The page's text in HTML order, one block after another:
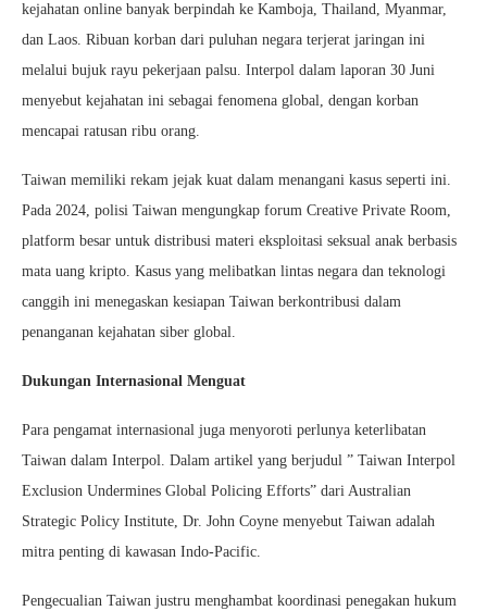
kejahatan online banyak berpindah ke Kamboja, Thailand, Myanmar,
dan Laos. Ribuan korban dari puluhan negara terjerat jaringan ini
melalui bujuk rayu pekerjaan palsu. Interpol dalam laporan 30 Juni
menyebut kejahatan ini sebagai fenomena global, dengan korban
mencapai ratusan ribu orang.
Taiwan memiliki rekam jejak kuat dalam menangani kasus seperti ini.
Pada 2024, polisi Taiwan mengungkap forum Creative Private Room,
platform besar untuk distribusi materi eksploitasi seksual anak berbasis
mata uang kripto. Kasus yang melibatkan lintas negara dan teknologi
canggih ini menegaskan kesiapan Taiwan berkontribusi dalam
penanganan kejahatan siber global.
Dukungan Internasional Menguat
Para pengamat internasional juga menyoroti perlunya keterlibatan
Taiwan dalam Interpol. Dalam artikel yang berjudul ” Taiwan Interpol
Exclusion Undermines Global Policing Efforts” dari Australian
Strategic Policy Institute, Dr. John Coyne menyebut Taiwan adalah
mitra penting di kawasan Indo-Pacific.
Pengecualian Taiwan justru menghambat koordinasi penegakan hukum